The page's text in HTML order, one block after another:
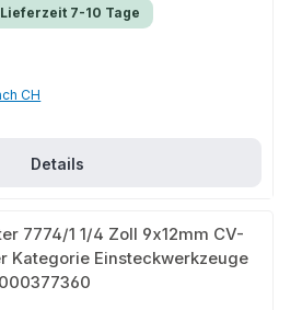
7-10 Tage
CH
Details